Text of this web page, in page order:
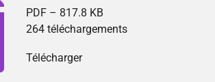
PDF – 817.8 KB
264 téléchargements
Télécharger